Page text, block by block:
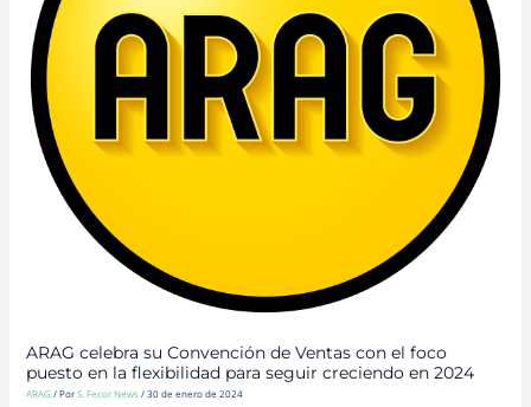
ARAG celebra su Convención de Ventas con el foco
puesto en la flexibilidad para seguir creciendo en 2024
ARAG/ PorS. Fecor News/30 de enero de 2024
FLEXIBILIDAD
PARA
SEGUIR